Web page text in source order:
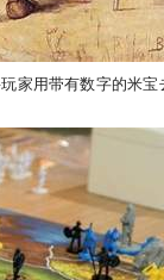
家用带有数字的米